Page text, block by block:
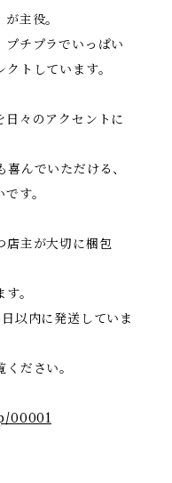
主役。
プチプラでいっぱい
トしています。
日々のアクセントに
んでいただける、
す。
店主が大切に梱包
。
以内に発送していま
ださい。
00001